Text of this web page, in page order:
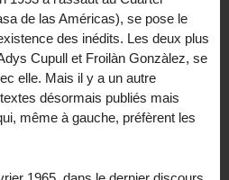
de las Américas), se pose le
des inédits. Les deux plus
Cupull et Froilàn Gonzàlez, se
elle. Mais il y a un autre
désormais publiés mais
même à gauche, préfèrent les